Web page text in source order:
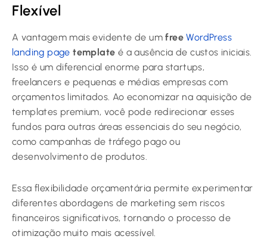
Flexível
A vantagem mais evidente de umfreeWordPress
landing page template é a ausência de custos iniciais.
Isso é um diferencial enorme para startups,
freelancers e pequenas e médias empresas com
orçamentos limitados. Ao economizar na aquisição de
templates premium, você pode redirecionar esses
fundos para outras áreas essenciais do seu negócio,
como campanhas de tráfego pago ou
desenvolvimento de produtos.
Essa flexibilidade orçamentária permite experimentar
diferentes abordagens de marketing sem riscos
financeiros significativos, tornando o processo de
otimização muito mais acessível.